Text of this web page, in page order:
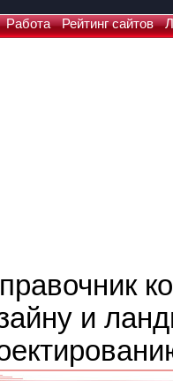
Работа Рейтинг сайтов